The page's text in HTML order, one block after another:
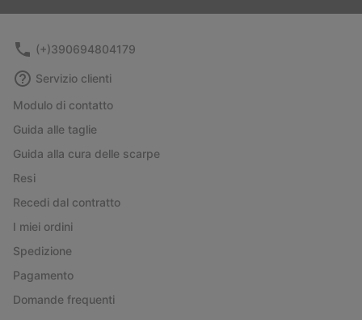
(+)390694804179
Servizio clienti
Modulo di contatto
Guida alle taglie
Guida alla cura delle scarpe
Resi
Recedi dal contratto
I miei ordini
Spedizione
Pagamento
Domande frequenti